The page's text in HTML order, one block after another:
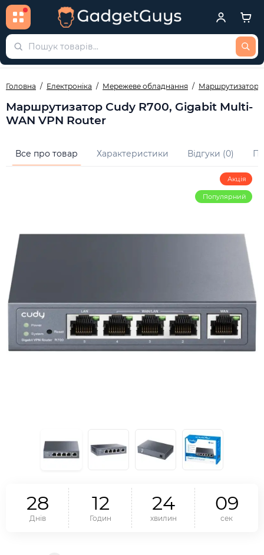
Головна Електроніка Мережеве обладнання Маршрутизатори
Маршрутизатор Cudy R700, Gigabit Multi-
WAN VPN Router
Все про товар Характеристики Відгуки (0)
Акція
Популярний
28
Днів
12
Годин
24
хвилин
09
сек